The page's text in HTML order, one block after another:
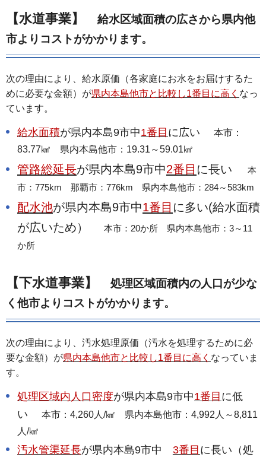
【水道事業】 給水区域面積の広さから県内他
市よりコストがかかります。
次の理由により、給水原価（各家庭にお水をお届けするた
めに必要な金額）が県内本島他市と比較し1番目に高く なっ
ています。
給水面積が県内本島9市中1番目 に広い 本市：
83.77㎢ 県内本島他市：19.31～59.01㎢
管路総延長が県内本島9市中2番目 に長い
本
市：775km 那覇市：776km 県内本島他市：284～583km
配水池が県内本島9市中1番目 に多い(給水面積
が広いため）
本市：20か所 県内本島他市：3～11
か所
【下水道事業】 処理区域面積内の人口が少な
く他市よりコストがかかります。
次の理由により、汚水処理原価（汚水を処理するために必
要な金額）が県内本島他市と比較し1番目に高く なっていま
す。
処理区域内人口密度が県内本島9市中1番目 に低
い 本市：4,260人/㎢ 県内本島他市：4,992人～8,811
人/㎢
汚水管渠延長が県内本島9市中 3番目 に長い（処